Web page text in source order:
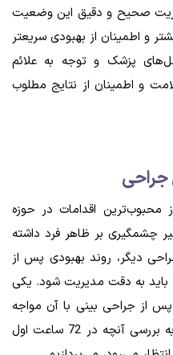
صحیح و دقیق این وضعیت
و اطمینان از بهبودی سریعتر
پزشک و توجه به علائم
و اطمینان از نتایج مطلوب
محبوب‌ترین اقدامات در حوزه
چشمگیری بر ظاهر فرد داشته
دیگر، روند بهبودی پس از
به دقت مدیریت شود. یکی
از جراحی بینی با آن مواجه
می‌شوند، خونریزی است. در اینجا به بررسی آنچه در 72 ساعت اول